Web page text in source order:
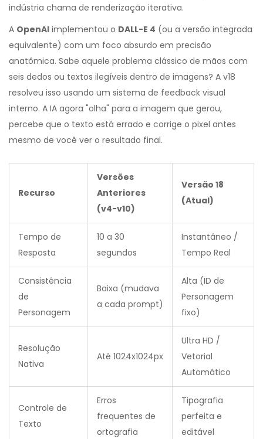
indústria chama de renderização iterativa.
A OpenAI implementou o DALL-E 4 (ou a versão integrada
equivalente) com um foco absurdo em precisão
anatômica. Sabe aquele problema clássico de mãos com
seis dedos ou textos ilegíveis dentro de imagens? A v18
resolveu isso usando um sistema de feedback visual
interno. A IA agora "olha" para a imagem que gerou,
percebe que o texto está errado e corrige o pixel antes
mesmo de você ver o resultado final.
Recurso
Versões
Anteriores
(v4-v10)
Versão 18
(Atual)
Tempo de
Resposta
10 a 30
segundos
Instantâneo /
Tempo Real
Consistência
de
Personagem
Baixa (mudava
a cada prompt)
Alta (ID de
Personagem
fixo)
Resolução
Nativa
Até 1024x1024px
Ultra HD /
Vetorial
Automático
Controle de
Texto
Erros
frequentes de
ortografia
Tipografia
perfeita e
editável